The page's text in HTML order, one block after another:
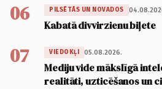
06 PILSĒTĀS UN NOVADOS
Kabatā divvirzienu biļete
07 VIEDOKĻI 05.08.2026.
Mediju vide mākslīgā
realitāti, uzticēšanos un